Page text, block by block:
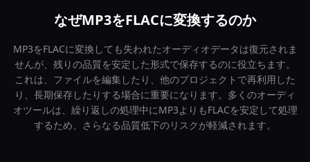
なぜMP3をFLACに変換するのか
MP3をFLACに変換しても失われたオーディオデータは復元されま
せんが、残りの品質を安定した形式で保存するのに役立ちます。
これは、ファイルを編集したり、他のプロジェクトで再利用した
り、長期保存したりする場合に重要になります。多くのオーディ
オツールは、繰り返しの処理中にMP3よりもFLACを安定して処理
するため、さらなる品質低下のリスクが軽減されます。